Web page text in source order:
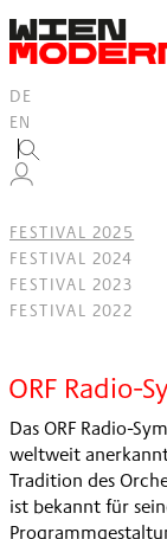
springen
DE
EN
FESTIVAL 2025
FESTIVAL 2024
FESTIVAL 2023
FESTIVAL 2022
ORF Radio-
Das ORF Radio-
weltweit
Tradition des
ist bekannt für